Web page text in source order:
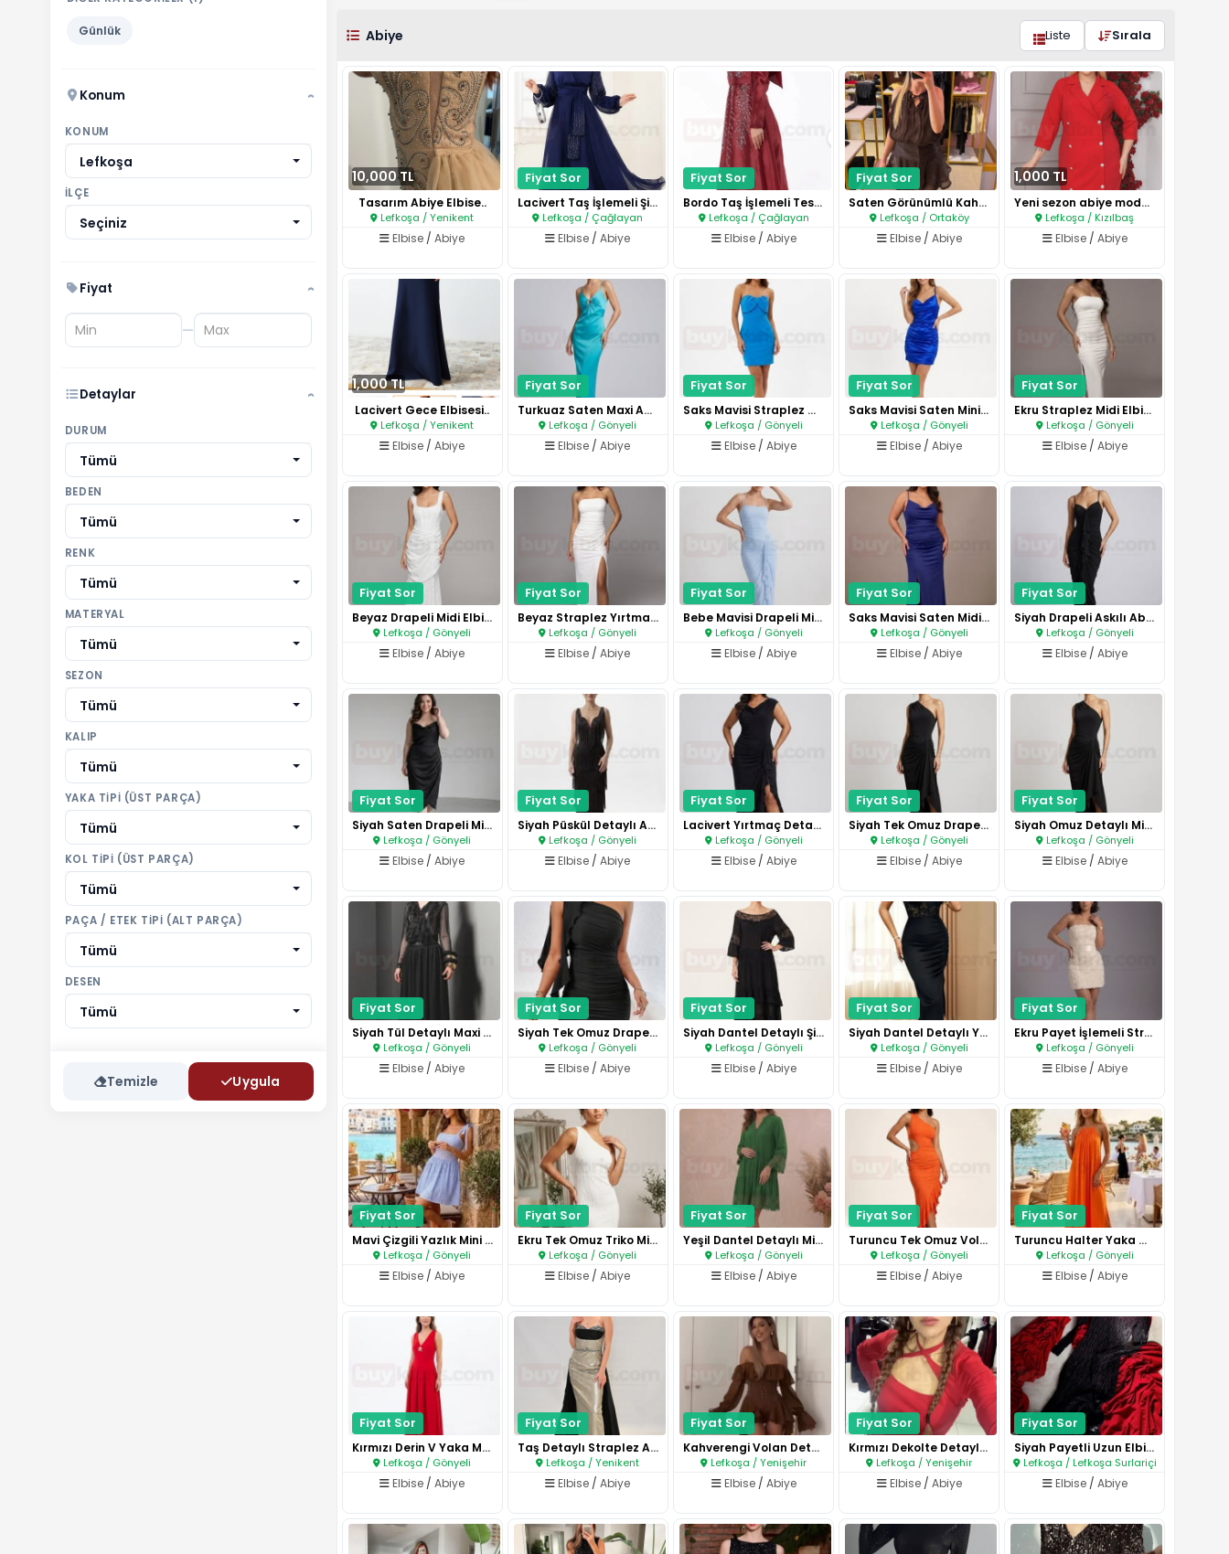
Günlük
Konum ›
KONUM
Lefkoşa
İLÇE
Seçiniz
Fiyat ›
—
Detaylar ›
DURUM
Tümü
BEDEN
Tümü
RENK
Tümü
MATERYAL
Tümü
SEZON
Tümü
KALIP
Tümü
YAKA TIPI (ÜST PARÇA)
Tümü
KOL TIPI (ÜST PARÇA)
Tümü
PAÇA / ETEK TIPI (ALT PARÇA)
Tümü
DESEN
Tümü
Temizle Uygula
Abiye Liste Sırala
10,000 TL
Tasarım Abiye Elbise..
Lefkoşa / Yenikent
Elbise /Abiye
Fiyat Sor
Lacivert Taş İşlemeli Şifon Ab..
Lefkoşa / Çağlayan
Elbise /Abiye
Fiyat Sor
Bordo Taş İşlemeli Tesettür Ab..
Lefkoşa / Çağlayan
Elbise/ Abiye
Fiyat Sor
Saten Görünümlü Kahverengi Min..
Lefkoşa / Ortaköy
Elbise/ Abiye
1,000 TL
Yeni sezon abiye modelleri..
Lefkoşa / Kızılbaş
Elbise/ Abiye
1,000 TL
Lacivert Gece Elbisesi..
Lefkoşa / Yenikent
Elbise /Abiye
Fiyat Sor
Turkuaz Saten Maxi Abiye Elbis..
Lefkoşa / Gönyeli
Elbise /Abiye
Fiyat Sor
Saks Mavisi Straplez Mini Elbi..
Lefkoşa / Gönyeli
Elbise/ Abiye
Fiyat Sor
Saks Mavisi Saten Mini Elbise..
Lefkoşa / Gönyeli
Elbise/ Abiye
Fiyat Sor
Ekru Straplez Midi Elbise..
Lefkoşa / Gönyeli
Elbise/ Abiye
Fiyat Sor
Beyaz Drapeli Midi Elbise..
Lefkoşa / Gönyeli
Elbise /Abiye
Fiyat Sor
Beyaz Straplez Yırtmaçlı Abiye..
Lefkoşa / Gönyeli
Elbise /Abiye
Fiyat Sor
Bebe Mavisi Drapeli Midi Elbis..
Lefkoşa / Gönyeli
Elbise/ Abiye
Fiyat Sor
Saks Mavisi Saten Midi Elbise..
Lefkoşa / Gönyeli
Elbise/ Abiye
Fiyat Sor
Siyah Drapeli Askılı Abiye Elb..
Lefkoşa / Gönyeli
Elbise/ Abiye
Fiyat Sor
Siyah Saten Drapeli Midi Elbis..
Lefkoşa / Gönyeli
Elbise /Abiye
Fiyat Sor
Siyah Püskül Detaylı Abiye Elb..
Lefkoşa / Gönyeli
Elbise /Abiye
Fiyat Sor
Lacivert Yırtmaç Detaylı Abiye..
Lefkoşa / Gönyeli
Elbise/ Abiye
Fiyat Sor
Siyah Tek Omuz Drapeli Abiye E..
Lefkoşa / Gönyeli
Elbise/ Abiye
Fiyat Sor
Siyah Omuz Detaylı Mini Abiye ..
Lefkoşa / Gönyeli
Elbise/ Abiye
Fiyat Sor
Siyah Tül Detaylı Maxi Elbi..
Lefkoşa / Gönyeli
Elbise /Abiye
Fiyat Sor
Siyah Tek Omuz Drapeli Abiye E..
Lefkoşa / Gönyeli
Elbise /Abiye
Fiyat Sor
Siyah Dantel Detaylı Şifon Elb..
Lefkoşa / Gönyeli
Elbise/ Abiye
Fiyat Sor
Siyah Dantel Detaylı Yırtmaçlı..
Lefkoşa / Gönyeli
Elbise/ Abiye
Fiyat Sor
Ekru Payet İşlemeli Straplez M..
Lefkoşa / Gönyeli
Elbise/ Abiye
Fiyat Sor
Mavi Çizgili Yazlık Mini Elbis..
Lefkoşa / Gönyeli
Elbise /Abiye
Fiyat Sor
Ekru Tek Omuz Triko Mini Elbis..
Lefkoşa / Gönyeli
Elbise /Abiye
Fiyat Sor
Yeşil Dantel Detaylı Mini Elbi..
Lefkoşa / Gönyeli
Elbise/ Abiye
Fiyat Sor
Turuncu Tek Omuz Volan Detaylı..
Lefkoşa / Gönyeli
Elbise/ Abiye
Fiyat Sor
Turuncu Halter Yaka Maxi Elbis..
Lefkoşa / Gönyeli
Elbise/ Abiye
Fiyat Sor
Kırmızı Derin V Yaka Maxi Elbi..
Lefkoşa / Gönyeli
Elbise /Abiye
Fiyat Sor
Taş Detaylı Straplez Abiye Elb..
Lefkoşa / Yenikent
Elbise /Abiye
Fiyat Sor
Kahverengi Volan Detaylı Strap..
Lefkoşa / Yenişehir
Elbise/ Abiye
Fiyat Sor
Kırmızı Dekolte Detaylı Mini E..
Lefkoşa / Yenişehir
Elbise/ Abiye
Fiyat Sor
Siyah Payetli Uzun Elbise..
Lefkoşa / Lefkoşa Surlariçi
Elbise/ Abiye